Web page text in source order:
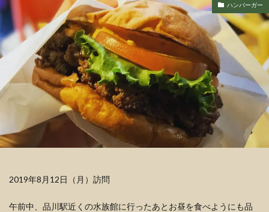
ハンバーガー
2019年8月12日（月）訪問
午前中、品川駅近くの水族館に行ったあとお昼を食べようにも品